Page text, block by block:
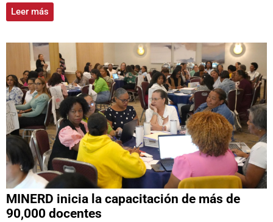
Leer más
MINERD inicia la capacitación de más de
90,000 docentes